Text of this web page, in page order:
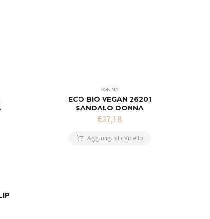
DONNA
ECO BIO VEGAN 26201
SANDALO DONNA
€37,18
Aggiungi al carrello